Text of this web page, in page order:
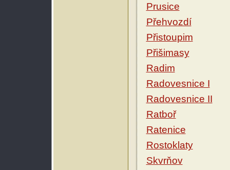
Prusice
Přehvozdí
Přistoupim
Přišimasy
Radim
Radovesnice I
Radovesnice II
Ratboř
Ratenice
Rostoklaty
Skvrňov